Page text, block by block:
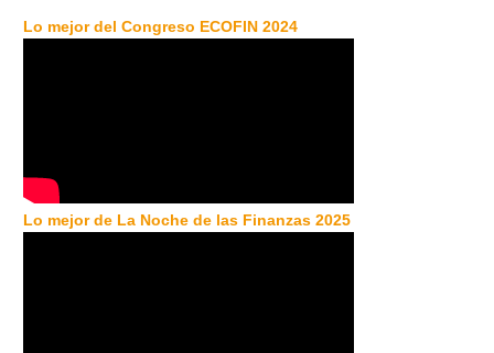
Lo mejor del Congreso ECOFIN 2024
Lo mejor de La Noche de las Finanzas 2025